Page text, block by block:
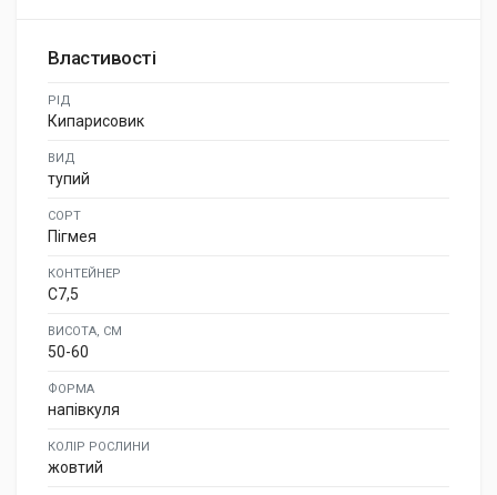
Властивості
РІД
Кипарисовик
ВИД
тупий
СОРТ
Пігмея
КОНТЕЙНЕР
C7,5
ВИСОТА, СМ
50-60
ФОРМА
напівкуля
КОЛІР РОСЛИНИ
жовтий